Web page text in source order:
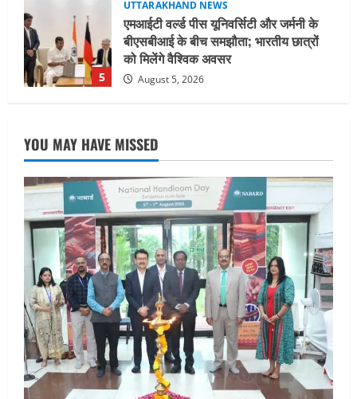
1
UTTARAKHAND NEWS
नाबार्ड ने राष्ट्रीय हथकरघा दिवस के अवसर पर
मुंबई में तीन दिवसीय प्रदर्शनी का आयोजन किया
2
सहसपुर विधानसभा क्षेत्र के पोलिंग बूथों का
निरीक्षण कर एसआईआर आपत्ति निस्तारण
शिविर की व्यवस्थाओं का लिया जायजा
August 6, 2026
UTTARAKHAND NEWS
तीलू रौतेली पुरस्कार के लिए 13 वीरांगनाओं का
चयन : रेखा आर्या
August 6, 2026
4
UTTARAKHAND NEWS
मिस उत्तराखंड 2026 के सब-कॉन्टेस्ट ‘मिस
ब्यूटीफुल आइज़’ एवं ‘मिस ब्यूटीफुल हेयर’ का
आयोजन
August 5, 2026
YOU MAY HAVE MISSED